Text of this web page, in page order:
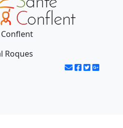
Roques